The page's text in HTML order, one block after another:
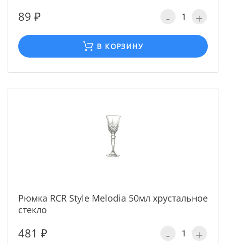
89 ₽ - +
В КОРЗИНУ
Рюмка RCR Style Melodia 50мл хрустальное
стекло
481 ₽ - +